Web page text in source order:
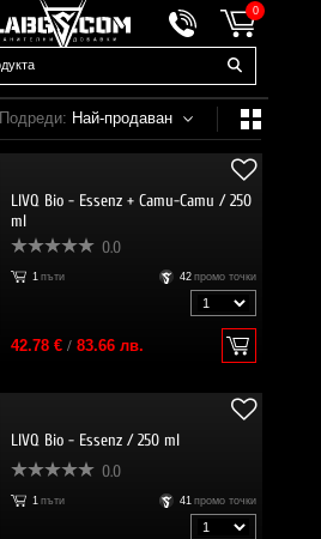
0
Подреди: Най-продаван
LIVQ Bio - Essenz + Camu-Camu / 250
ml
0.0
1 пъти 42 промо точки
42.78 €/ 83.66 лв.
LIVQ Bio - Essenz / 250 ml
0.0
1 пъти 41 промо точки